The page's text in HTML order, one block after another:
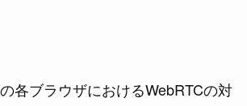
各ブラウザにおけるWebRTCの対